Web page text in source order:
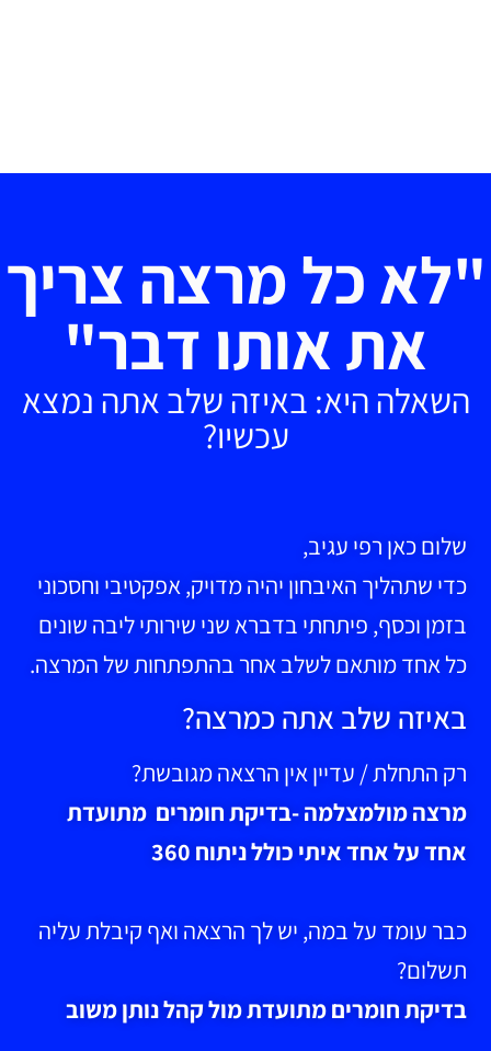
"לא כל מרצה צריך
את אותו דבר"
השאלה היא: באיזה שלב אתה נמצא
עכשיו?
שלום כאן רפי עגיב,
כדי שתהליך האיבחון יהיה מדויק, אפקטיבי וחסכוני
בזמן וכסף, פיתחתי בדברא שני שירותי ליבה שונים
כל אחד מותאם לשלב אחר בהתפתחות של המרצה.
באיזה שלב אתה כמרצה?
רק התחלת / עדיין אין הרצאה מגובשת?
מרצה מולמצלמה -בדיקת חומרים מתועדת
אחד על אחד איתי כולל ניתוח 360
כבר עומד על במה, יש לך הרצאה ואף קיבלת עליה
תשלום?
בדיקת חומרים מתועדת מול קהל נותן משוב